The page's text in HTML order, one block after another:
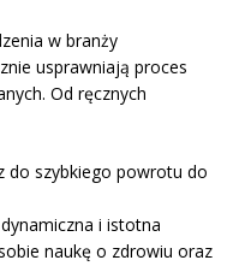
w branży
usprawniają proces
Od ręcznych
do szybkiego powrotu do
i istotna
naukę o zdrowiu oraz